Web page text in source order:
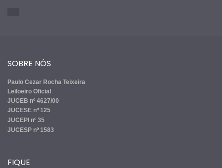
SOBRE NÓS
Paulo Cezar Rocha Teixeira
Leiloeiro Oficial
JUCEB nº 4627/00
JUCESE nº 125
JUCEPI nº 35
JUCESP nº 1583
FIQUE